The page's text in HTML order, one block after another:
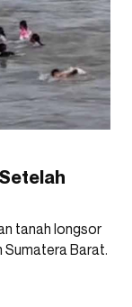
tanah longsor
Sumatera Barat.